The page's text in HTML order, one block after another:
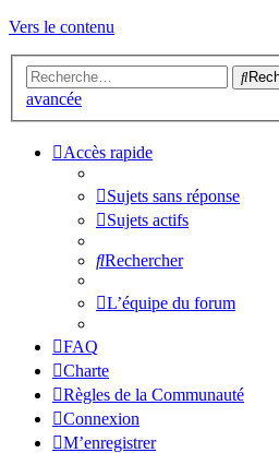
Vers le contenu
avancée
Accès rapide
Sujets sans réponse
Sujets actifs
Rechercher
L’équipe du forum
FAQ
Charte
Règles de la Communauté
Connexion
M’enregistrer